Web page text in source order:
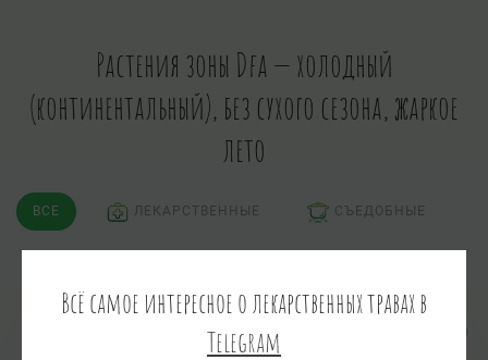
Растения зоны Dfa — холодный
(континентальный), без сухого сезона, жаркое
лето
ВСЕ ЛЕКАРСТВЕННЫЕ СЪЕДОБНЫЕ
Всё самое интересное о лекарственных травах в
Telegram